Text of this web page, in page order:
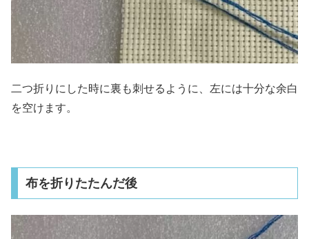
二つ折りにした時に裏も刺せるように、左には十分な余白
を空けます。
布を折りたたんだ後